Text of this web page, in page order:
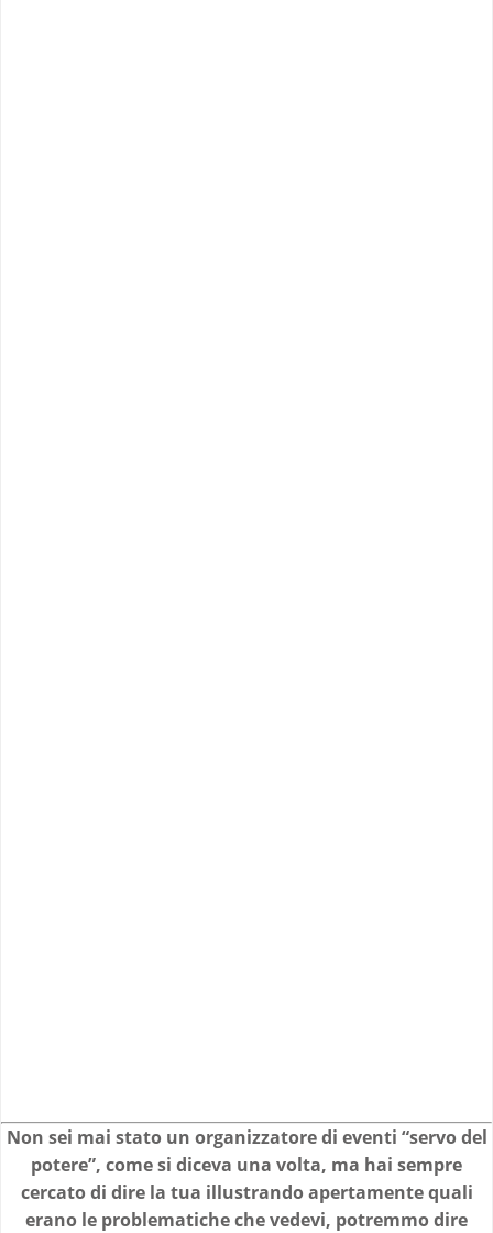
Non sei mai stato un organizzatore di eventi “servo del
potere”, come si diceva una volta, ma hai sempre
cercato di dire la tua illustrando apertamente quali
erano le problematiche che vedevi, potremmo dire